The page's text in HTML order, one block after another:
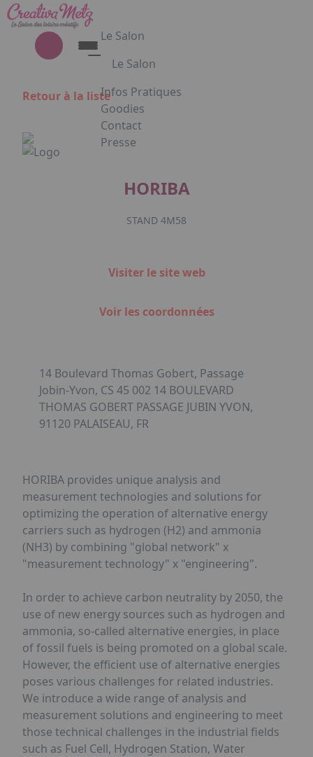
Aller au contenu principal
Le Salon
Le Salon
Découvrez le Salon Creativa
Découvrez le Salon Gourmet - Chocolat
Creativa et Gourmet Chocolat en
images
Infos Pratiques
Goodies
Contact
Presse
Retour à la liste
HORIBA
STAND 4M58
Visiter le site web
Voir les coordonnées
14 Boulevard Thomas Gobert, Passage
Jobin-Yvon, CS 45 002 14 BOULEVARD
THOMAS GOBERT PASSAGE JUBIN YVON,
91120 PALAISEAU, FR
HORIBA provides unique analysis and
measurement technologies and solutions for
optimizing the operation of alternative energy
carriers such as hydrogen (H2) and ammonia
(NH3) by combining "global network" x
"measurement technology" x "engineering".
In order to achieve carbon neutrality by 2050, the
use of new energy sources such as hydrogen and
ammonia, so-called alternative energies, in place
of fossil fuels is being promoted on a global scale.
However, the efficient use of alternative energies
poses various challenges for related industries.
We introduce a wide range of analysis and
measurement solutions and engineering to meet
those technical challenges in the industrial fields
such as Fuel Cell, Hydrogen Station, Water
Panneau de gestion des cookies